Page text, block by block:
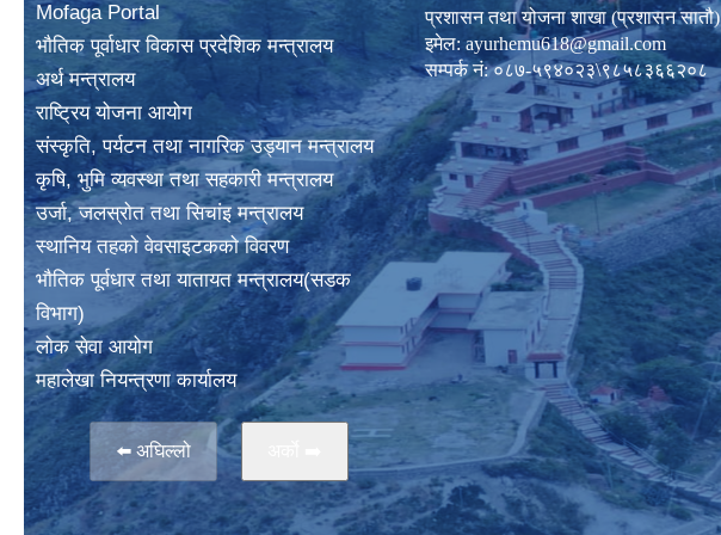
Mofaga Portal
भाैतिक पूर्वाधार विकास प्रदेशिक मन्त्रालय
अर्थ मन्त्रालय
राष्ट्रिय योजना आयोग
संस्कृति, पर्यटन तथा नागरिक उड्यान मन्त्रालय
कृषि, भुमि व्यवस्था तथा सहकारी मन्त्रालय
उर्जा, जलस्राेत तथा सिचांइ मन्त्रालय
स्थानिय तहकाे वेवसाइटककाे विवरण
भाैतिक पूर्वधार तथा यातायत मन्त्रालय(सडक
विभाग)
लाेक सेवा आयोग
महालेखा नियन्त्रणा कार्यालय
⬅️ अघिल्लो
प्रशासन तथा योजना शाखा (प्रशासन सातौ)
इमेल: ayurhemu618@gmail.com
सम्पर्क नं: ०८७-५९४०२३\९८५८३६६२०८